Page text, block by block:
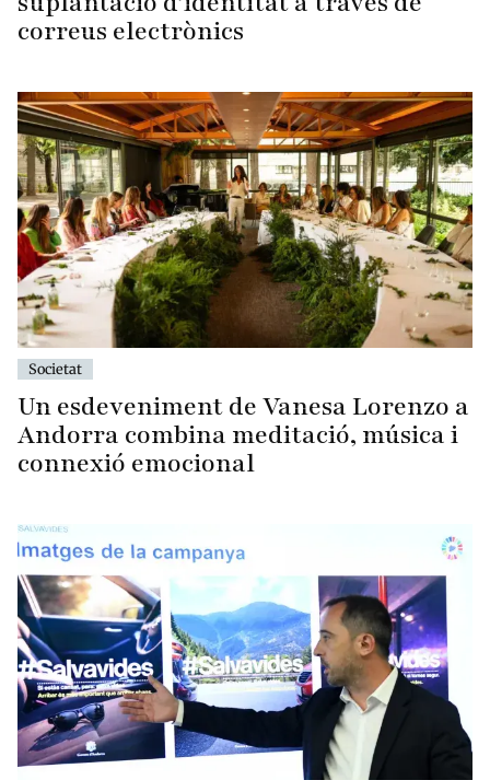
correus electrònics
Societat
Un esdeveniment de Vanesa Lorenzo a
Andorra combina meditació, música i
connexió emocional